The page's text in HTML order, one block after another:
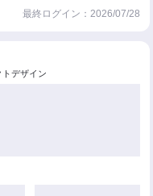
最終ログイン：2026/07/28
トデザイン